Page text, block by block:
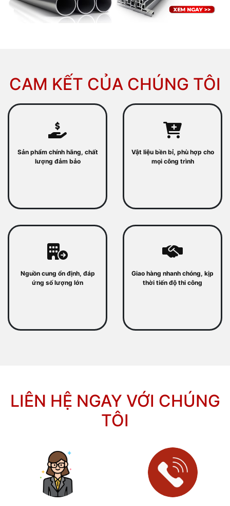
CAM KẾT CỦA CHÚNG TÔI
Sản phẩm chính hãng, chất
lượng đảm bảo
Vật liệu bền bỉ, phù hợp cho
mọi công trình
Nguồn cung ổn định, đáp
ứng số lượng lớn
Giao hàng nhanh chóng, kịp
thời tiến độ thi công
LIÊN HỆ NGAY VỚI CHÚNG
TÔI